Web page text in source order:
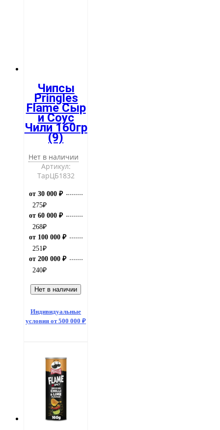
Чипсы
Pringles
Flame Сыр
и Соус
Чили 160гр
(9)
Нет в наличии
Артикул:
ТарЦБ1832
от 30 000 ₽
275₽
от 60 000 ₽
268₽
от 100 000 ₽
251 ₽
от 200 000 ₽
240₽
Нет в наличии
Индивидуальные
условия от 500 000 ₽